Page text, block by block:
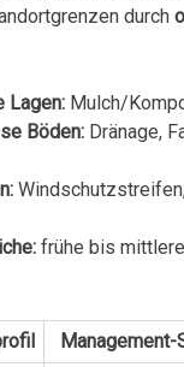
durch
Lagen:Mulch/
Böden:Dränage,
frühe bis mittlere
Management-